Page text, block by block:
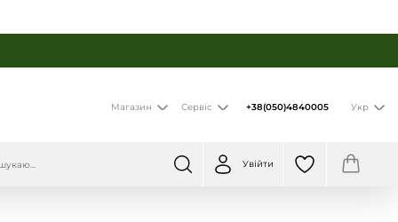
Магазин Сервіс +38(050)4840005 Укр
Увійти